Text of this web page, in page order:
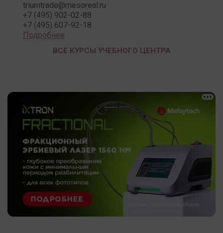
triumtrade@mesoreal.ru
+7 (495) 902-02-88
+7 (495) 607-92-18
Подробнее
ВСЕ КУРСЫ УЧЕБНОГО ЦЕНТРА